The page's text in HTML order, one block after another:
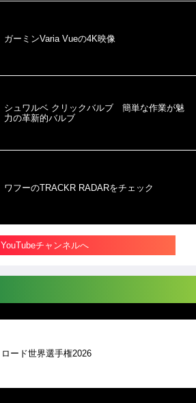
ガーミンVaria Vueの4K映像
シュワルベ クリックバルブ 簡単な作業が魅
力の革新的バルブ
ワフーのTRACKR RADARをチェック
YouTubeチャンネルへ
ロード世界選手権2026